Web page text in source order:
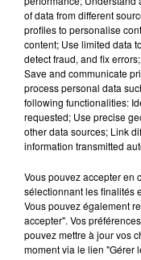
TITRES DIFFUSÉS
9h16
9h16
Bandolero
Paris Latino
of data from different
profiles to personalise
content; Use limited data
detect fraud, and fix
Save and communicate
process personal data
following functionalities:
requested; Use precise
other data sources; Link
information transmitted
Vous pouvez accepter en
sélectionnant les finalités
Vous pouvez également
accepter". Vos
pouvez mettre à jour vos
moment via le lien "Gérer